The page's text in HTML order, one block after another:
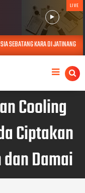
LIVE
DI JATINANGOR AUG
Cooling
Ciptakan
Damai